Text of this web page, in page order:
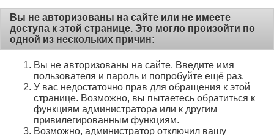
Вы не авторизованы на сайте или не имеете
доступа к этой странице. Это могло произойти по
одной из нескольких причин:
Вы не авторизованы на сайте. Введите имя
пользователя и пароль и попробуйте ещё раз.
У вас недостаточно прав для обращения к этой
странице. Возможно, вы пытаетесь обратиться к
функциям администратора или к другим
привилегированным функциям.
Возможно, администратор отключил вашу